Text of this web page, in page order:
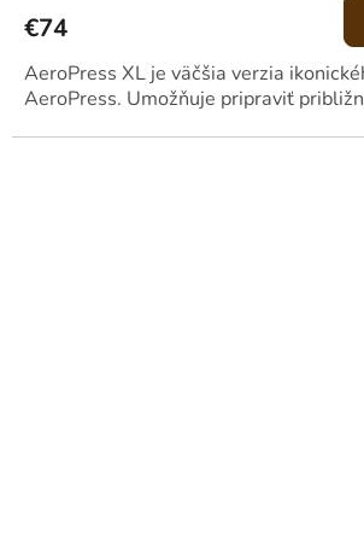
€74
AeroPress XL je väčšia verzia
AeroPress. Umožňuje pripraviť